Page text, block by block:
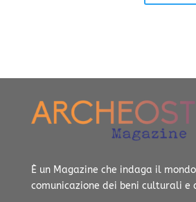
È un Magazine che indaga il
comunicazione dei beni culturali e